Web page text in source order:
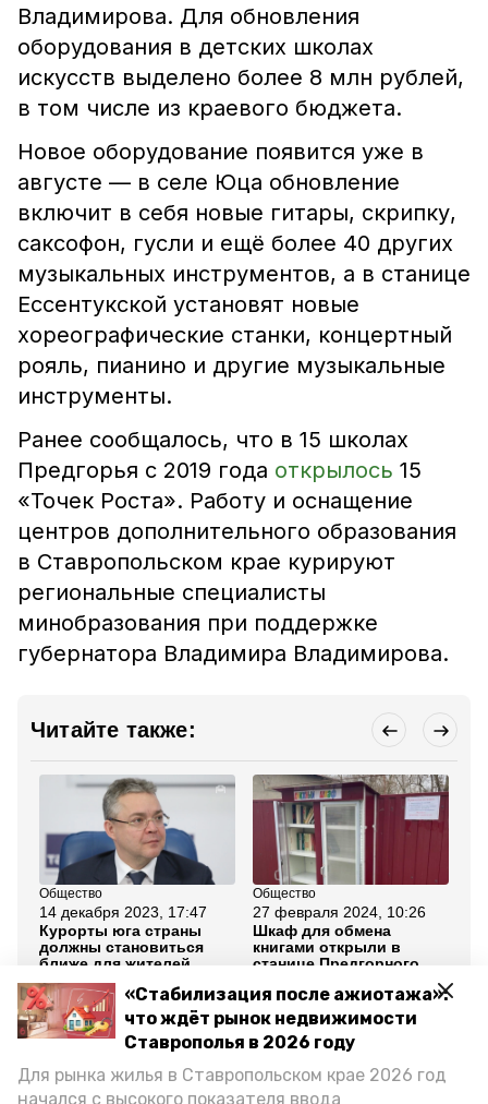
«Стабилизация после ажиотажа»:
что ждёт рынок недвижимости
Ставрополья в 2026 году
Для рынка жилья в Ставропольском крае 2026 год
начался с высокого показателя ввода
Владимирова. Для обновления
оборудования в детских школах
искусств выделено более 8 млн рублей,
в том числе из краевого бюджета.
Новое оборудование появится уже в
августе — в селе Юца обновление
включит в себя новые гитары, скрипку,
саксофон, гусли и ещё более 40 других
музыкальных инструментов, а в станице
Ессентукской установят новые
хореографические станки, концертный
рояль, пианино и другие музыкальные
инструменты.
Ранее сообщалось, что в 15 школах
Предгорья с 2019 года открылось 15
«Точек Роста». Работу и оснащение
центров дополнительного образования
в Ставропольском крае курируют
региональные специалисты
минобразования при поддержке
губернатора Владимира Владимирова.
Читайте также:
Общество
14 декабря 2023, 17:47
Курорты юга страны
должны становиться
ближе для жителей
России — губернатор
Ставрополья
Владимиров
Общество
27 февраля 2024, 10:26
Шкаф для обмена
книгами открыли в
станице Предгорного